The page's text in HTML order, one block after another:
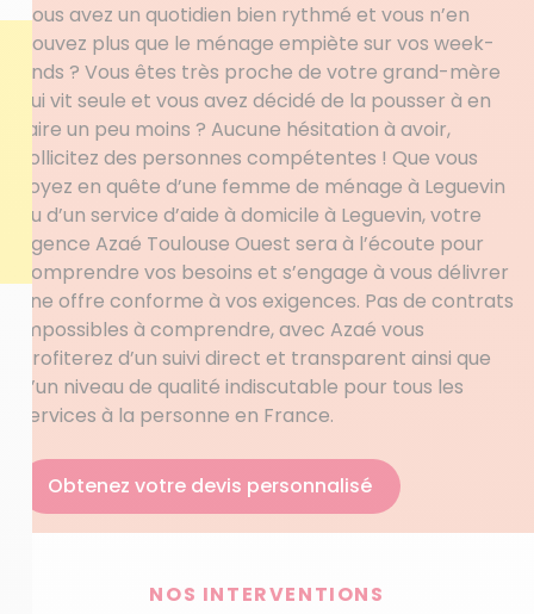
Vous avez un quotidien bien rythmé et vous n’en
pouvez plus que le ménage empiète sur vos week-
ends ? Vous êtes très proche de votre grand-mère
qui vit seule et vous avez décidé de la pousser à en
faire un peu moins ? Aucune hésitation à avoir,
sollicitez des personnes compétentes ! Que vous
soyez en quête d’une femme de ménage à Leguevin
ou d’un service d’aide à domicile à Leguevin, votre
agence Azaé Toulouse Ouest sera à l’écoute pour
comprendre vos besoins et s’engage à vous délivrer
une offre conforme à vos exigences. Pas de contrats
impossibles à comprendre, avec Azaé vous
profiterez d’un suivi direct et transparent ainsi que
d’un niveau de qualité indiscutable pour tous les
services à la personne en France.
Obtenez votre devis personnalisé
NOS INTERVENTIONS